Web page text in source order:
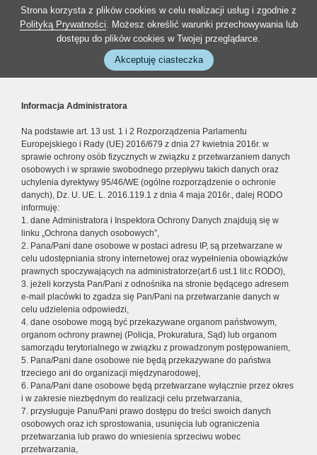
Strona korzysta z plików cookies w celu realizacji usług i zgodnie z
Polityką Prywatności. Możesz określić warunki przechowywania lub
dostępu do plików cookies w Twojej przeglądarce.
Akceptuję ciasteczka
Informacja Administratora
Na podstawie art. 13 ust. 1 i 2 Rozporządzenia Parlamentu
Europejskiego i Rady (UE) 2016/679 z dnia 27 kwietnia 2016r. w
sprawie ochrony osób fizycznych w związku z przetwarzaniem danych
osobowych i w sprawie swobodnego przepływu takich danych oraz
uchylenia dyrektywy 95/46/WE (ogólne rozporządzenie o ochronie
danych), Dz. U. UE. L. 2016.119.1 z dnia 4 maja 2016r., dalej RODO
informuję:
1. dane Administratora i Inspektora Ochrony Danych znajdują się w
linku „Ochrona danych osobowych”,
2. Pana/Pani dane osobowe w postaci adresu IP, są przetwarzane w
celu udostępniania strony internetowej oraz wypełnienia obowiązków
prawnych spoczywających na administratorze(art.6 ust.1 lit.c RODO),
3. jeżeli korzysta Pan/Pani z odnośnika na stronie będącego adresem
e-mail placówki to zgadza się Pan/Pani na przetwarzanie danych w
celu udzielenia odpowiedzi,
4. dane osobowe mogą być przekazywane organom państwowym,
organom ochrony prawnej (Policja, Prokuratura, Sąd) lub organom
samorządu terytorialnego w związku z prowadzonym postępowaniem,
5. Pana/Pani dane osobowe nie będą przekazywane do państwa
trzeciego ani do organizacji międzynarodowej,
6. Pana/Pani dane osobowe będą przetwarzane wyłącznie przez okres
i w zakresie niezbędnym do realizacji celu przetwarzania,
7. przysługuje Panu/Pani prawo dostępu do treści swoich danych
osobowych oraz ich sprostowania, usunięcia lub ograniczenia
przetwarzania lub prawo do wniesienia sprzeciwu wobec
przetwarzania,